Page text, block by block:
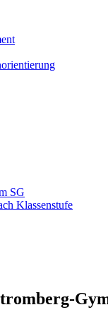
SG
Klassenstufe